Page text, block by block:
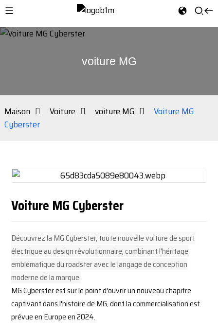
voiture MG
Maison Voiture voiture MG
Voiture MG
Cyberster
Voiture MG Cyberster
Découvrez la MG Cyberster, toute nouvelle voiture de sport
électrique au design révolutionnaire, combinant l'héritage
emblématique du roadster avec le langage de conception
moderne de la marque.
MG Cyberster est sur le point d'ouvrir un nouveau chapitre
captivant dans l'histoire de MG, dont la commercialisation est
prévue en Europe en 2024.